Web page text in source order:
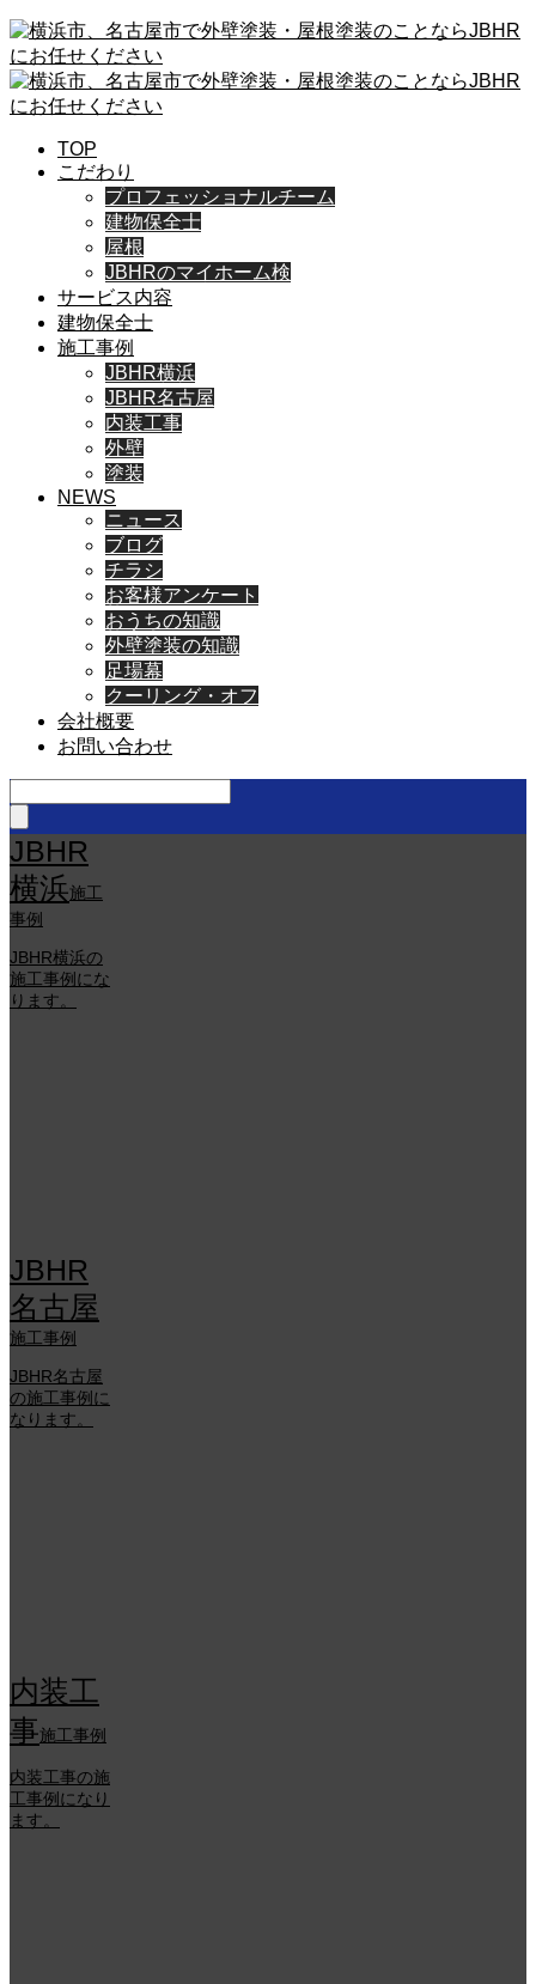
TOP
こだわり
プロフェッショナルチーム
建物保全士
屋根
JBHRのマイホーム検
サービス内容
建物保全士
施工事例
JBHR横浜
JBHR名古屋
内装工事
外壁
塗装
NEWS
ニュース
ブログ
チラシ
お客様アンケート
おうちの知識
外壁塗装の知識
足場幕
クーリング・オフ
会社概要
お問い合わせ
JBHR
横浜施工
事例
JBHR横浜の
施工事例にな
ります。
JBHR
名古屋
施工事例
JBHR名古屋
の施工事例に
なります。
内装工
事施工事例
内装工事の施
工事例になり
ます。